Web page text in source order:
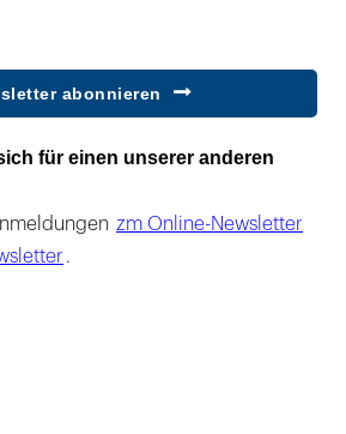
abonnieren
für einen unserer anderen
zm Online-Newsletter
.